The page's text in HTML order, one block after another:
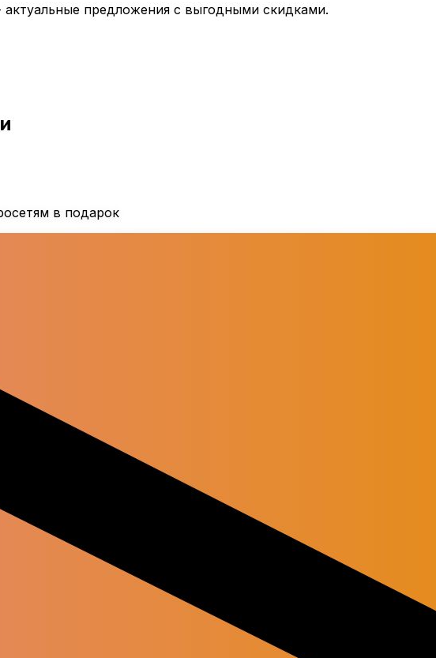
предложения с выгодными скидками.
в подарок